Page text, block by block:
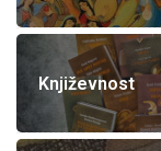
Književnost